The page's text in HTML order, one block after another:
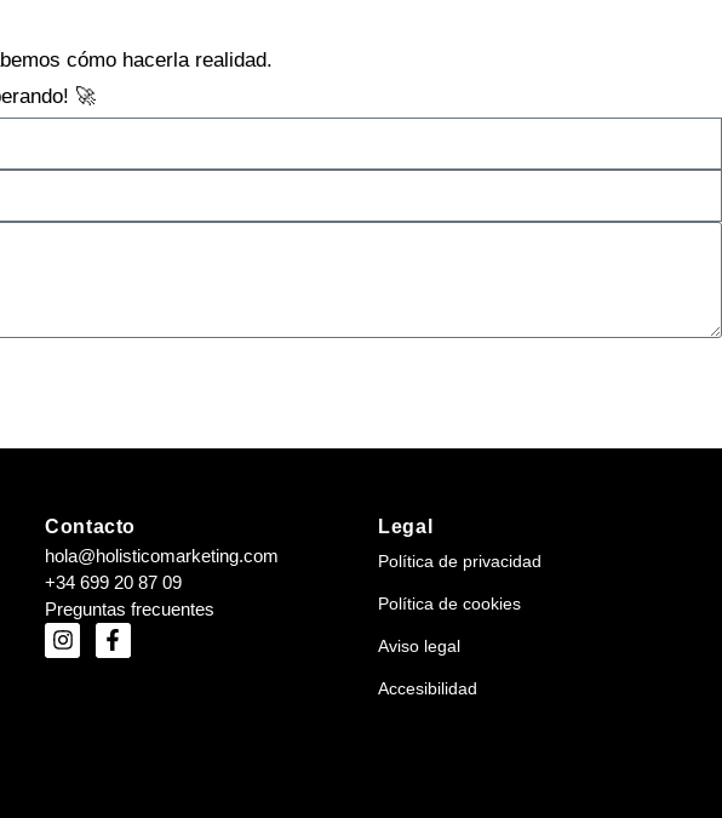
cómo hacerla realidad.
🚀
Contacto
hola@holisticomarketing.com
+34 699 20 87 09
Preguntas frecuentes
Legal
Política de privacidad
Política de cookies
Aviso legal
Accesibilidad